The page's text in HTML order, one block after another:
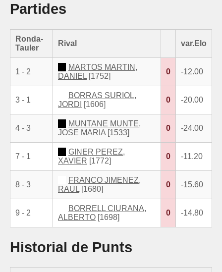
Partides
Ronda-
Tauler
Rival var.Elo
1 - 2
MARTOS MARTIN,
DANIEL [1752]
0 -12.00
3 - 1
BORRAS SURIOL,
JORDI
[1606]
0 -20.00
4 - 3
MUNTANE MUNTE,
JOSE MARIA [1533]
0 -24.00
7 - 1
GINER PEREZ,
XAVIER [1772]
0 -11.20
8 - 3
FRANCO JIMENEZ,
RAUL [1680]
0 -15.60
9 - 2
BORRELL CIURANA,
ALBERTO [1698]
0 -14.80
Historial de Punts